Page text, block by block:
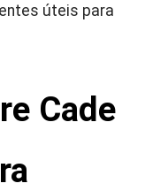
úteis para
Cade